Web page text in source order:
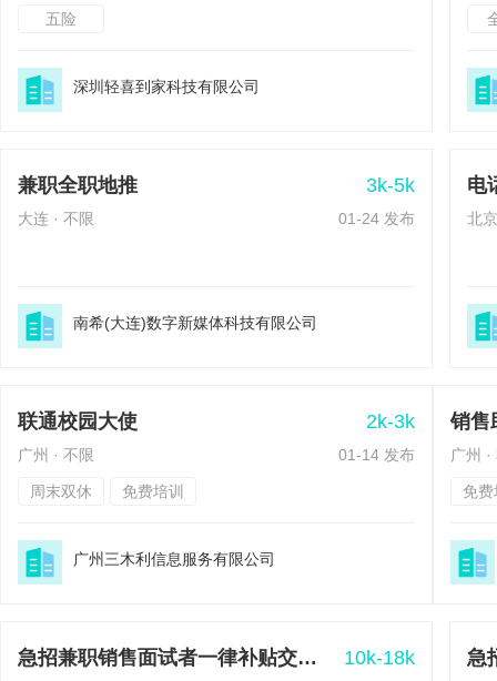
五险
深圳轻喜到家科技有限公司
兼职全职地推 3k-5k
大连 · 不限 01-24 发布
南希(大连)数字新媒体科技有限公司
电
北
联通校园大使 2k-3k
广州 · 不限 01-14 发布
周末双休 免费培训
广州三木利信息服务有限公司
销售
广州
免
急招兼职销售面试者一律补贴交通费50元 10k-18k 急